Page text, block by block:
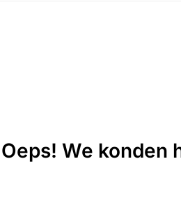
Oeps! We konden